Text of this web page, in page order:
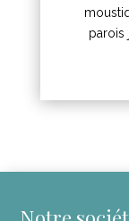
parois